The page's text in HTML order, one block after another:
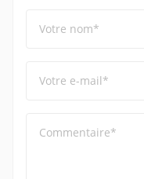
Votre nom*
Votre e-mail*
Commentaire*